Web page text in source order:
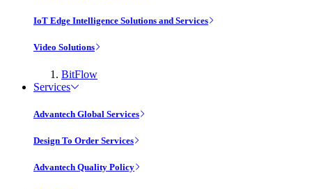
IoT Edge Intelligence Solutions and Services
Video Solutions
BitFlow
Services
Advantech Global Services
Design To Order Services
Advantech Quality Policy